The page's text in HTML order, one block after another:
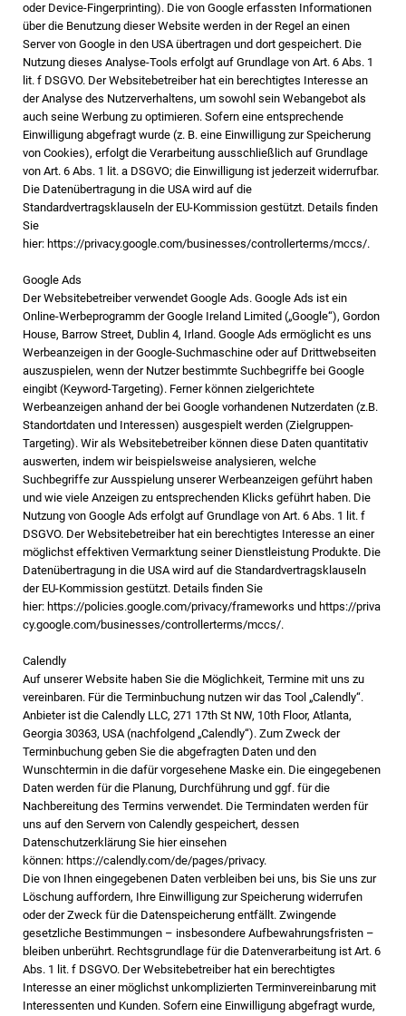
oder Device-Fingerprinting). Die von Google erfassten Informationen
über die Benutzung dieser Website werden in der Regel an einen
Server von Google in den USA übertragen und dort gespeichert. Die
Nutzung dieses Analyse-Tools erfolgt auf Grundlage von Art. 6 Abs. 1
lit. f DSGVO. Der Websitebetreiber hat ein berechtigtes Interesse an
der Analyse des Nutzerverhaltens, um sowohl sein Webangebot als
auch seine Werbung zu optimieren. Sofern eine entsprechende
Einwilligung abgefragt wurde (z. B. eine Einwilligung zur Speicherung
von Cookies), erfolgt die Verarbeitung ausschließlich auf Grundlage
von Art. 6 Abs. 1 lit. a DSGVO; die Einwilligung ist jederzeit widerrufbar.
Die Datenübertragung in die USA wird auf die
Standardvertragsklauseln der EU-Kommission gestützt. Details finden
Sie
hier: https://privacy.google.com/businesses/controllerterms/mccs/.
Google Ads
Der Websitebetreiber verwendet Google Ads. Google Ads ist ein
Online-Werbeprogramm der Google Ireland Limited („Google“), Gordon
House, Barrow Street, Dublin 4, Irland. Google Ads ermöglicht es uns
Werbeanzeigen in der Google-Suchmaschine oder auf Drittwebseiten
auszuspielen, wenn der Nutzer bestimmte Suchbegriffe bei Google
eingibt (Keyword-Targeting). Ferner können zielgerichtete
Werbeanzeigen anhand der bei Google vorhandenen Nutzerdaten (z.B.
Standortdaten und Interessen) ausgespielt werden (Zielgruppen-
Targeting). Wir als Websitebetreiber können diese Daten quantitativ
auswerten, indem wir beispielsweise analysieren, welche
Suchbegriffe zur Ausspielung unserer Werbeanzeigen geführt haben
und wie viele Anzeigen zu entsprechenden Klicks geführt haben. Die
Nutzung von Google Ads erfolgt auf Grundlage von Art. 6 Abs. 1 lit. f
DSGVO. Der Websitebetreiber hat ein berechtigtes Interesse an einer
möglichst effektiven Vermarktung seiner Dienstleistung Produkte. Die
Datenübertragung in die USA wird auf die Standardvertragsklauseln
der EU-Kommission gestützt. Details finden Sie
hier: https://policies.google.com/privacy/frameworks und https://priva
cy.google.com/businesses/controllerterms/mccs/.
Calendly
Auf unserer Website haben Sie die Möglichkeit, Termine mit uns zu
vereinbaren. Für die Terminbuchung nutzen wir das Tool „Calendly“.
Anbieter ist die Calendly LLC, 271 17th St NW, 10th Floor, Atlanta,
Georgia 30363, USA (nachfolgend „Calendly“). Zum Zweck der
Terminbuchung geben Sie die abgefragten Daten und den
Wunschtermin in die dafür vorgesehene Maske ein. Die eingegebenen
Daten werden für die Planung, Durchführung und ggf. für die
Nachbereitung des Termins verwendet. Die Termindaten werden für
uns auf den Servern von Calendly gespeichert, dessen
Datenschutzerklärung Sie hier einsehen
können: https://calendly.com/de/pages/privacy.
Die von Ihnen eingegebenen Daten verbleiben bei uns, bis Sie uns zur
Löschung auffordern, Ihre Einwilligung zur Speicherung widerrufen
oder der Zweck für die Datenspeicherung entfällt. Zwingende
gesetzliche Bestimmungen – insbesondere Aufbewahrungsfristen –
bleiben unberührt. Rechtsgrundlage für die Datenverarbeitung ist Art. 6
Abs. 1 lit. f DSGVO. Der Websitebetreiber hat ein berechtigtes
Interesse an einer möglichst unkomplizierten Terminvereinbarung mit
Interessenten und Kunden. Sofern eine Einwilligung abgefragt wurde,